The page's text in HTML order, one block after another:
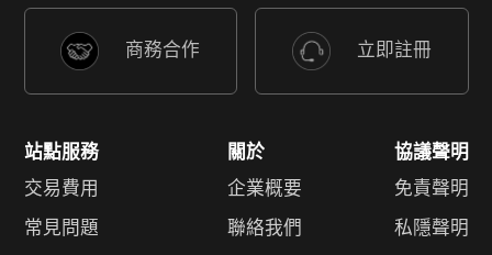
商務合作 立即註冊
站點服務
交易費用
常見問題
關於
企業概要
聯絡我們
協議聲明
免責聲明
私隱聲明